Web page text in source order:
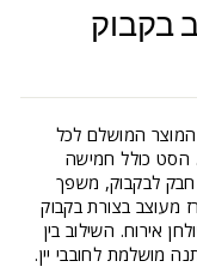
בקבוק
המוצר המושלם לכל
הסט כולל חמישה
חבק לבקבוק, משפך
מעוצב בצורת בקבוק
אירוח. השילוב בין
מושלמת לחובבי יין.